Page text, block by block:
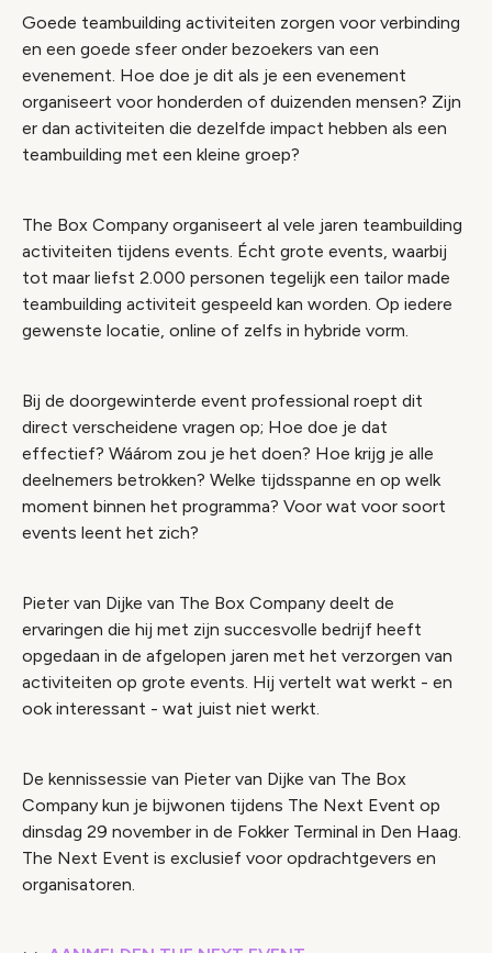
Goede teambuilding activiteiten zorgen voor verbinding
en een goede sfeer onder bezoekers van een
evenement. Hoe doe je dit als je een evenement
organiseert voor honderden of duizenden mensen? Zijn
er dan activiteiten die dezelfde impact hebben als een
teambuilding met een kleine groep?
The Box Company organiseert al vele jaren teambuilding
activiteiten tijdens events. Écht grote events, waarbij
tot maar liefst 2.000 personen tegelijk een tailor made
teambuilding activiteit gespeeld kan worden. Op iedere
gewenste locatie, online of zelfs in hybride vorm.
Bij de doorgewinterde event professional roept dit
direct verscheidene vragen op; Hoe doe je dat
effectief? Wáárom zou je het doen? Hoe krijg je alle
deelnemers betrokken? Welke tijdsspanne en op welk
moment binnen het programma? Voor wat voor soort
events leent het zich?
Pieter van Dijke van The Box Company deelt de
ervaringen die hij met zijn succesvolle bedrijf heeft
opgedaan in de afgelopen jaren met het verzorgen van
activiteiten op grote events. Hij vertelt wat werkt - en
ook interessant - wat juist niet werkt.
De kennissessie van Pieter van Dijke van The Box
Company kun je bijwonen tijdens The Next Event op
dinsdag 29 november in de Fokker Terminal in Den Haag.
The Next Event is exclusief voor opdrachtgevers en
organisatoren.